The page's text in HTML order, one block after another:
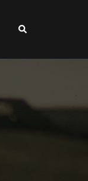
Suche